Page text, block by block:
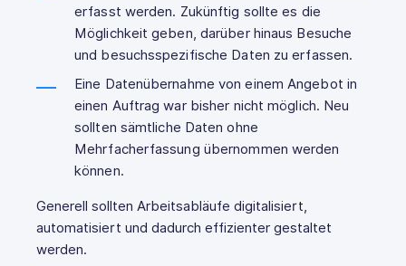
erfasst werden. Zukünftig sollte es die
Möglichkeit geben, darüber hinaus Besuche
und besuchsspezifische Daten zu erfassen.
Eine Datenübernahme von einem Angebot in
einen Auftrag war bisher nicht möglich. Neu
sollten sämtliche Daten ohne
Mehrfacherfassung übernommen werden
können.
Generell sollten Arbeitsabläufe digitalisiert,
automatisiert und dadurch effizienter gestaltet
werden.